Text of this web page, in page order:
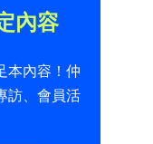
內容
本內容！仲
訪、會員活